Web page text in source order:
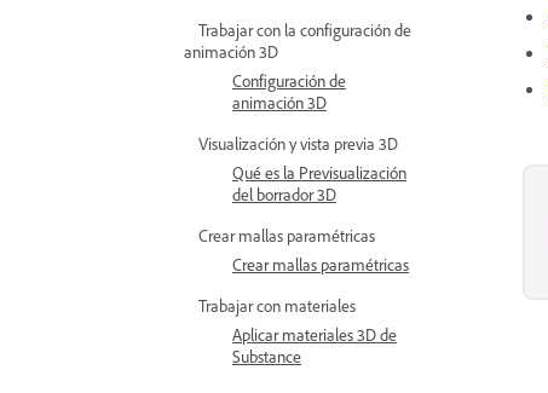
Trabajar con la configuración de
animación 3D
Configuración de
animación 3D
Visualización y vista previa 3D
Qué es la Previsualización
del borrador 3D
Crear mallas paramétricas
Crear mallas paramétricas
Trabajar con materiales
Aplicar materiales 3D de
Substance